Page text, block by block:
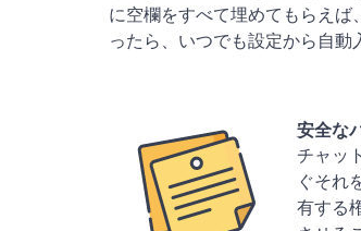
に空欄をすべて埋めてもらえ
ったら、いつでも設定から自動
安全な
チャッ
ぐそれ
有する